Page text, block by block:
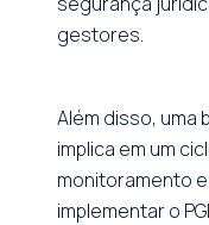
gestores.
Além disso, uma
implica em um
monitoramento
implementar o